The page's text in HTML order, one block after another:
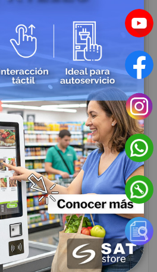
y
al
|
para Punto de Venta |
optimizar procesos
trazabilidad de pacientes y
Conoce sus
y cómo elegir el modelo
que buscan eficiencia